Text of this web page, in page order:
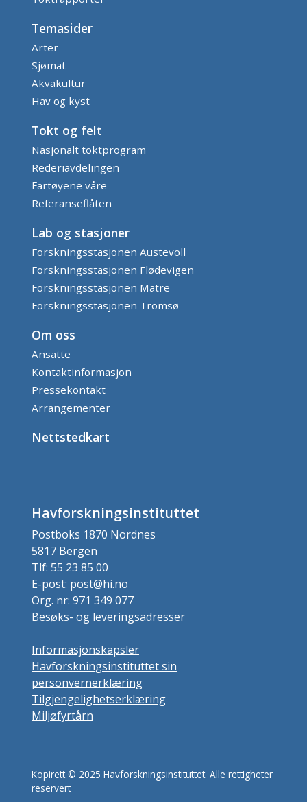
Temasider
Arter
Sjømat
Akvakultur
Hav og kyst
Tokt og felt
Nasjonalt toktprogram
Rederiavdelingen
Fartøyene våre
Referanseflåten
Lab og stasjoner
Forskningsstasjonen Austevoll
Forskningsstasjonen Flødevigen
Forskningsstasjonen Matre
Forskningsstasjonen Tromsø
Om oss
Ansatte
Kontaktinformasjon
Pressekontakt
Arrangementer
Nettstedkart
Havforskningsinstituttet
Postboks 1870 Nordnes
5817 Bergen
Tlf: 55 23 85 00
E-post: post@hi.no
Org. nr: 971 349 077
Besøks- og leveringsadresser
Informasjonskapsler
Havforskningsinstituttet sin
personvernerklæring
Tilgjengelighetserklæring
Miljøfyrtårn
Kopirett © 2025 Havforskningsinstituttet. Alle rettigheter
reservert